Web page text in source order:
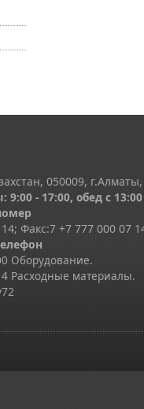
050009,
- 17:00, обед с 13
Факс:7 +7 777 000 07
Оборудование.
Расходные материалы.